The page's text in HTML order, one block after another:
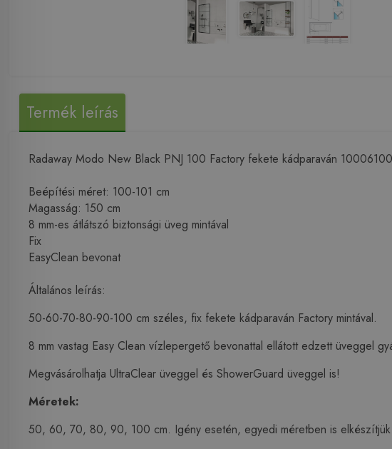
Termék leírás
Radaway Modo New Black PNJ 100 Factory fekete kádparaván
Beépítési méret: 100-101 cm
Magasság: 150 cm
8 mm-es átlátszó biztonsági üveg mintával
Fix
EasyClean bevonat
Általános leírás:
50-60-70-80-90-100 cm széles, fix fekete kádparaván Factory mintával.
8 mm vastag Easy Clean vízlepergető bevonattal ellátott edzett üveggel
Megvásárolhatja UltraClear üveggel és ShowerGuard üveggel is!
Méretek:
50, 60, 70, 80, 90, 100 cm. Igény esetén, egyedi méretben is